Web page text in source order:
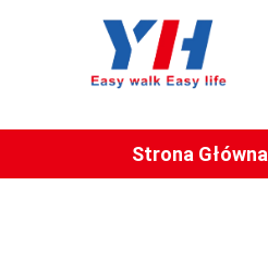
Strona Główna